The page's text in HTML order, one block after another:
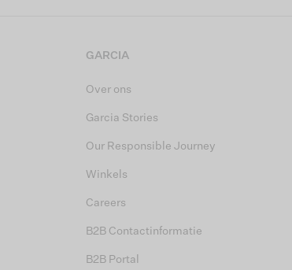
GARCIA
Over ons
Garcia Stories
Our Responsible Journey
Winkels
Careers
B2B Contactinformatie
B2B Portal